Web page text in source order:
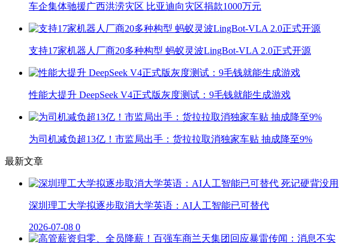
车企集体驰援广西洪涝灾区 比亚迪向灾区捐款1000万元
支持17家机器人厂商20多种构型 蚂蚁灵波LingBot-VLA 2.0正式开源
性能大提升 DeepSeek V4正式版灰度测试：9毛钱就能生成游戏
为司机减负超13亿！市监局出手：货拉拉取消独家车贴 抽成降至9%
最新文章
深圳理工大学拟逐步取消大学英语：AI人工智能已可替代
2026-07-08 0